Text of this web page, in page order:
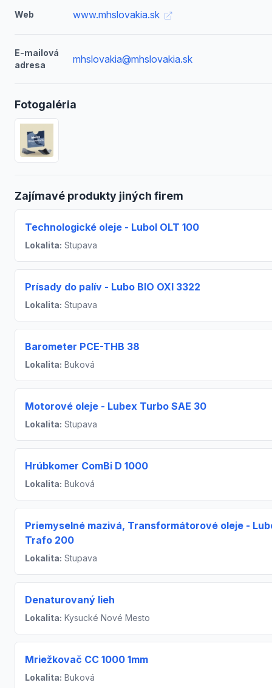
Web www.mhslovakia.sk
E-mailová
adresa
mhslovakia@mhslovakia.sk
Fotogaléria
Zajímavé produkty jiných firem
Technologické oleje - Lubol OLT 100
Lokalita: Stupava
Prísady do palív - Lubo BIO OXI 3322
Lokalita: Stupava
Barometer PCE-THB 38
Lokalita: Buková
Motorové oleje - Lubex Turbo SAE 30
Lokalita: Stupava
Hrúbkomer ComBi D 1000
Lokalita: Buková
Priemyselné mazivá, Transformátorové oleje -
Trafo 200
Lokalita: Stupava
Denaturovaný lieh
Lokalita: Kysucké Nové Mesto
Mriežkovač CC 1000 1mm
Lokalita: Buková